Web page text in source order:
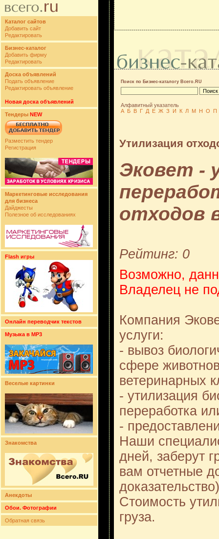
Каталог сайтов
Добавить сайт
Редактировать
Бизнес-каталог
Добавить фирму
Редактировать
Доска объявлений
Подать объявление
Редактировать объявление
Новая доска объявлений
Тендеры NEW
Разместить тендер
Регистрация
Маркетинговые исследования
для бизнеса
Дайджесты
Полезное об исследованиях
Flash игры
Онлайн переводчик текстов
Музыка в MP3
Веселые картинки
Знакомства
Анекдоты
Обои. Фотографии
Обратная связь
Поиск по Бизнес-каталогу Всего.RU
Алфавитный указатель
А Б В Г Д Е Ж З И К Л М Н О П
Утилизация
Эковет -
отходов
Рейтинг: 0
Возможно,
Владелец не
Компания
услуги:
- вывоз
сфере
ветеринарных
- утилизация
переработка
-
Наши
дней, заберут
вам отчетные
доказательство)
Стоимость
груза.